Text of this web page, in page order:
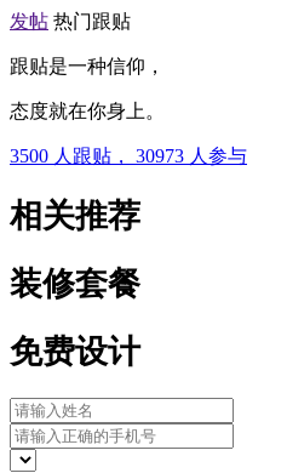
发帖 热门跟贴
跟贴是一种信仰，
态度就在你身上。
3500 人跟贴， 30973 人参与
相关推荐
装修套餐
免费设计